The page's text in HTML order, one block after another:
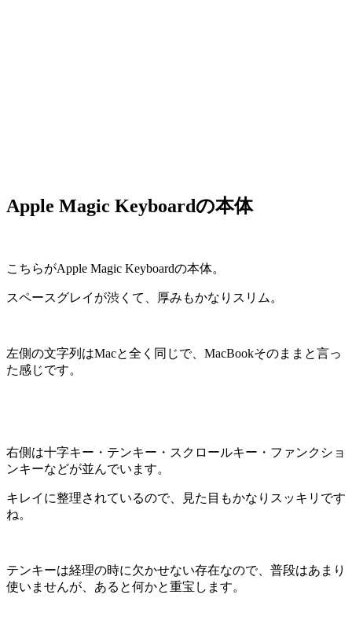
Apple Magic Keyboardの本体
こちらがApple Magic Keyboardの本体。
スペースグレイが渋くて、厚みもかなりスリム。
左側の文字列はMacと全く同じで、MacBookそのままと言っ
た感じです。
右側は十字キー・テンキー・スクロールキー・ファンクショ
ンキーなどが並んでいます。
キレイに整理されているので、見た目もかなりスッキリです
ね。
テンキーは経理の時に欠かせない存在なので、普段はあまり
使いませんが、あると何かと重宝します。